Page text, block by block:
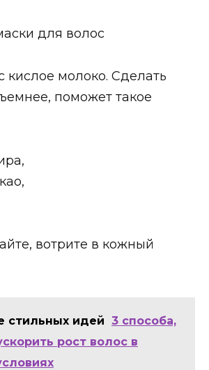
для волос
молоко. Сделать
поможет такое
вотрите в кожный
стильных идей 3 способа,
рост волос в